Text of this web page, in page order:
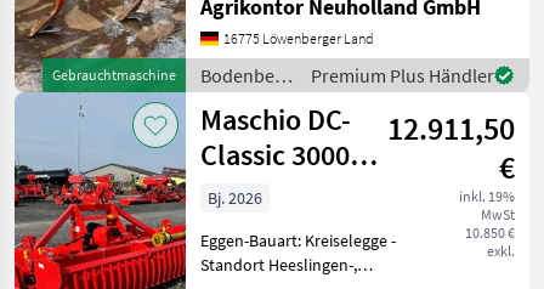
Gebrauchtmaschine
ähnlich chatten und
daraufhin Maschinen
kaufen, bitte kontrollieren
Sie die Auftragsbestätigung,
Agrikontor Neuholland GmbH
16775 Löwenberger Land
Bodenbearbeitung
/
Kverneland
Premium Plus Händler
Maschio DC-
Classic 3000
Combi2
12.911,50
€
inkl. 19%
MwSt
10.850 €
exkl.
Bj. 2026
Eggen-Bauart: Kreiselegge -
Standort Heeslingen-,